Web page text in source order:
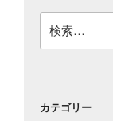
索:
カテゴリー